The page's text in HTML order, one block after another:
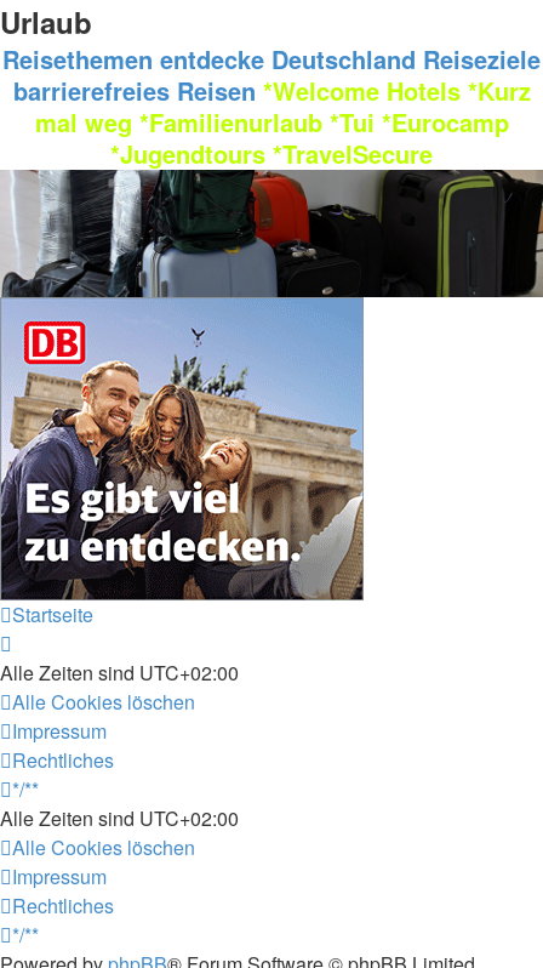
Urlaub
Reisethemen entdecke Deutschland Reiseziele
barrierefreies Reisen *Welcome Hotels *Kurz
mal weg *Familienurlaub *Tui *Eurocamp
*Jugendtours *TravelSecure
Startseite
Alle Zeiten sind UTC+02:00
Alle Cookies löschen
Impressum
Rechtliches
*/**
Alle Zeiten sind UTC+02:00
Alle Cookies löschen
Impressum
Rechtliches
*/**